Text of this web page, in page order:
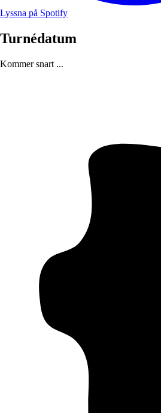
Lyssna på Spotify
Turnédatum
Kommer snart ...